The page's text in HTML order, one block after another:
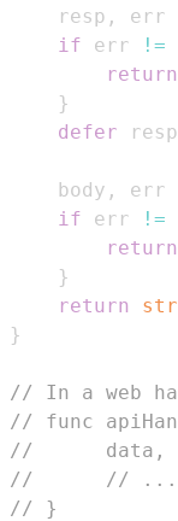
	resp
, err
if err !=
return
}
defer resp
	body
, err
if err !=
return
}
return
}
// In a web
// func
//      data,
//      // ...
// }